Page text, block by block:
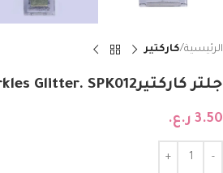
الرئيسية كاركتير
جلتر كاركتيرCharacter Sparkles Glitter. SPK012
3.50 ر.ع.